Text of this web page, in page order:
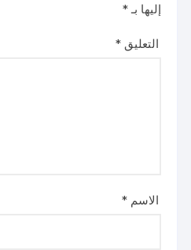
إليها بـ*
التعليق*
الاسم*